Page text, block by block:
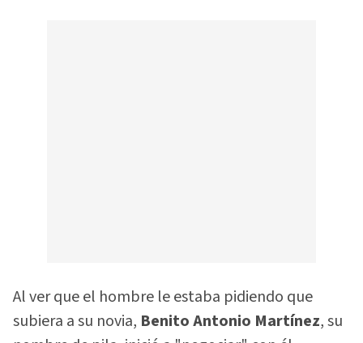
Al ver que el hombre le estaba pidiendo que
subiera a su novia, Benito Antonio Martínez, su